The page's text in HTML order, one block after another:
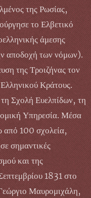
της Ρωσίας,
το Ελβετικό
άμεσης
αποδοχή των νόμων).
της Τροιζήνας τον
Κράτους.
Σχολή Ευελπίδων, τη
Υπηρεσία. Μέσα
από 100 σχολεία,
σημαντικές
και της
1831 στο
Μαυρομιχάλη,